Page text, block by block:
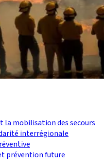
la mobilisation des secours
interrégionale
prévention future